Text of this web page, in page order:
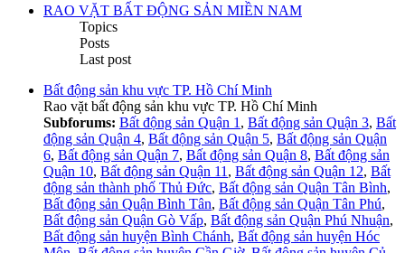
RAO VẶT BẤT ĐỘNG SẢN MIỀN NAM
Topics
Posts
Last post
Bất động sản khu vực TP. Hồ Chí Minh
Rao vặt bất động sản khu vực TP. Hồ Chí Minh
Subforums: Bất động sản Quận 1 , Bất động sản Quận 3, Bất
động sản Quận 4, Bất động sản Quận 5, Bất động sản Quận
6, Bất động sản Quận 7, Bất động sản Quận 8, Bất động sản
Quận 10, Bất động sản Quận 11 , Bất động sản Quận 12, Bất
động sản thành phố Thủ Đức, Bất động sản Quận Tân Bình,
Bất động sản Quận Bình Tân, Bất động sản Quận Tân Phú,
Bất động sản Quận Gò Vấp, Bất động sản Quận Phú Nhuận,
Bất động sản huyện Bình Chánh, Bất động sản huyện Hóc